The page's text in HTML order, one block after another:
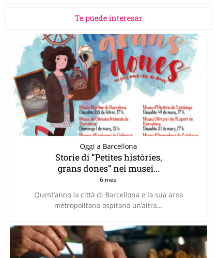
Te puede interesar
Oggi a Barcellona
Storie di “Petites històries,
grans dones” nei musei...
6 mesi
Quest’anno la città di Barcellona e la sua area
metropolitana ospitano un’altra...